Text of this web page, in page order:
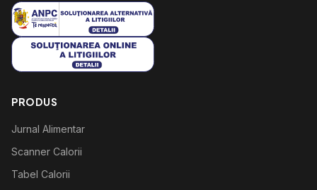
PRODUS
Jurnal Alimentar
Scanner Calorii
Tabel Calorii